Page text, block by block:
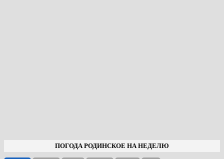
ПОГОДА РОДИНСКОЕ НА НЕДЕЛЮ